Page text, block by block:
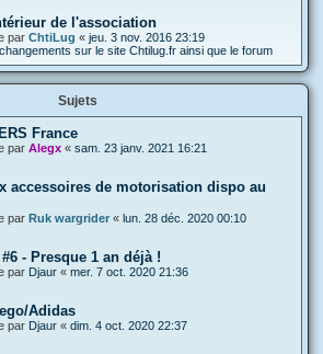
de l'association
par ChtiLug « jeu. 3 nov. 2016 23:19
sur le site Chtilug.fr ainsi que le forum
Sujets
France
par Alegx « sam. 23 janv. 2021 16:21
accessoires de motorisation dispo au
par Ruk wargrider « lun. 28 déc. 2020 00:10
- Presque 1 an déjà !
par Djaur « mer. 7 oct. 2020 21:36
Adidas
par Djaur « dim. 4 oct. 2020 22:37